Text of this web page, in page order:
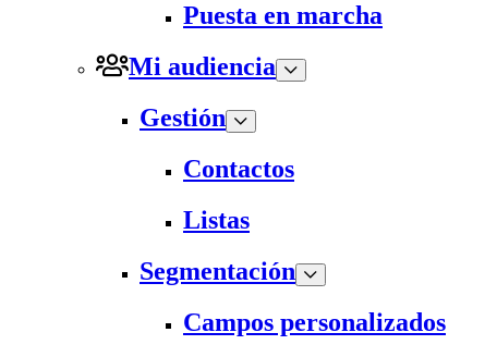
Puesta en marcha
Mi audiencia
Gestión
Contactos
Listas
Segmentación
Campos personalizados